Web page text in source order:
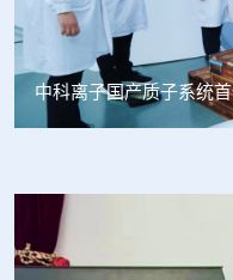
离子国产质子系统首例临